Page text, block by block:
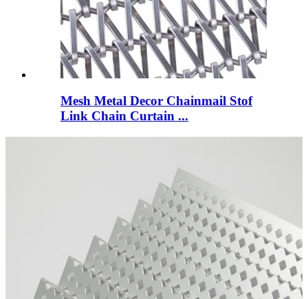
Mesh Metal Decor Chainmail Stof
Link Chain Curtain ...